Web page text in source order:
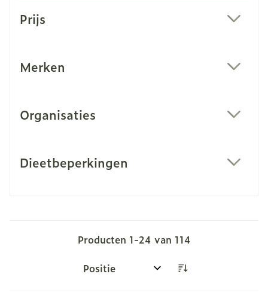
Prijs
Merken
Organisaties
Dieetbeperkingen
Producten 1-24 van 114
Sorteer op: